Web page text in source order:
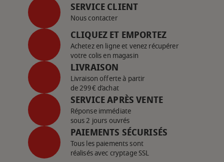
SERVICE CLIENT
Nous contacter
CLIQUEZ ET EMPORTEZ
Achetez en ligne et venez récupérer
votre colis en magasin
LIVRAISON
Livraison offerte à partir
de 299€ d’achat
SERVICE APRÈS VENTE
Réponse immédiate
sous 2 jours ouvrés
PAIEMENTS SÉCURISÉS
Tous les paiements sont
réalisés avec cryptage SSL